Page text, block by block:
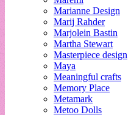
Marianne Design
Marij Rahder
Marjolein Bastin
Martha Stewart
Masterpiece design
Maya
Meaningful crafts
Memory Place
Metamark
Metoo Dolls